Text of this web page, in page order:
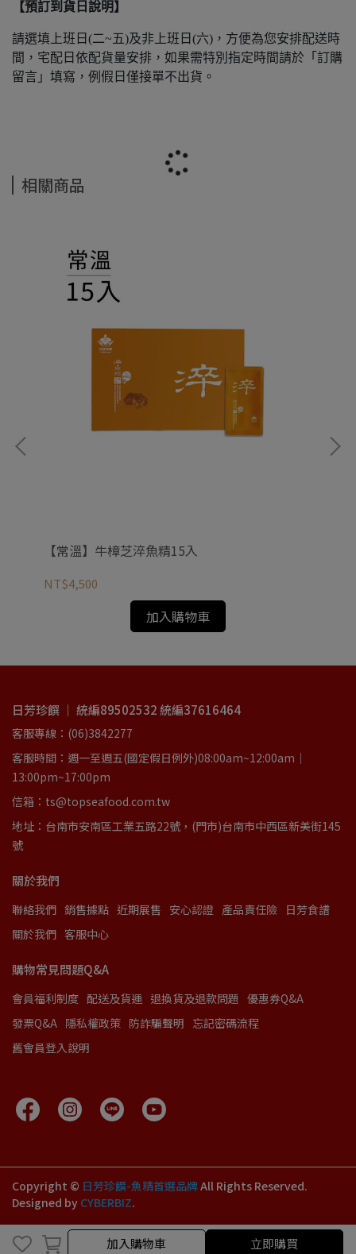
加入購物車 立即購買
【預訂到貨日說明】
請選填上班日(二~五)及非上班日(六)，方便為您安排配送時
間，宅配日依配貨量安排，如果需特別指定時間請於「訂購
留言」填寫，例假日僅接單不出貨。
相關商品
【常溫】牛樟芝淬魚精15入
NT$4,500
加入購物車
日芳珍饌 ｜ 統編89502532 統編37616464
客服專線：(06)3842277
客服時間：週一至週五(國定假日例外)08:00am~12:00am｜
13:00pm~17:00pm
信箱：ts@topseafood.com.tw
地址：台南市安南區工業五路22號，(門市)台南市中西區新美街145
號
關於我們
聯絡我們 銷售據點 近期展售 安心認證 產品責任險 日芳食譜
關於我們 客服中心
購物常見問題Q&A
會員福利制度 配送及貨運 退換貨及退款問題 優惠券Q&A
發票Q&A 隱私權政策 防詐騙聲明 忘記密碼流程
舊會員登入說明
Copyright © 日芳珍饌-魚精首選品牌All Rights Reserved.
Designed by CYBERBIZ.